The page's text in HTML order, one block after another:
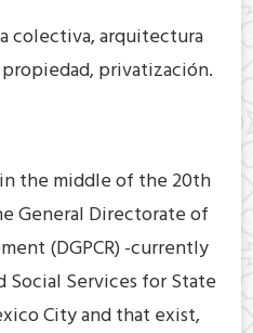
colectiva, arquitectura
privatización.
the middle of the 20th
General Directorate of
(DGPCR) -currently
Services for State
City and that exist,